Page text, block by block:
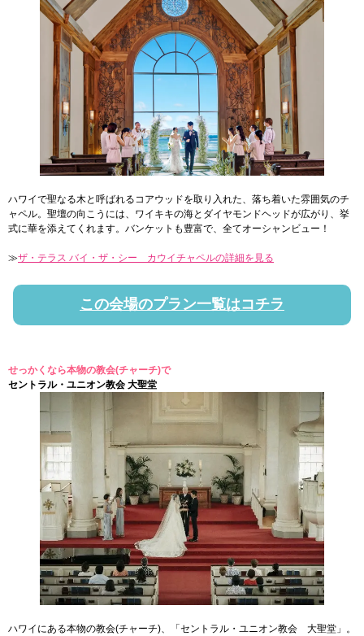
ハワイで聖なる木と呼ばれるコアウッドを取り入れた、落ち着いた雰囲気のチ
ャペル。聖壇の向こうには、ワイキキの海とダイヤモンドヘッドが広がり、挙
式に華を添えてくれます。バンケットも豊富で、全てオーシャンビュー！
≫ザ・テラス バイ・ザ・シー カウイチャペルの詳細を見る
この会場のプラン一覧はコチラ
せっかくなら本物の教会(チャーチ)で
セントラル・ユニオン教会 大聖堂
ハワイにある本物の教会(チャーチ)、「セントラル・ユニオン教会 大聖堂」。